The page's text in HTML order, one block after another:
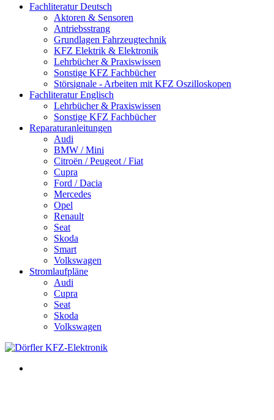
Fachliteratur Deutsch
Aktoren & Sensoren
Antriebsstrang
Grundlagen Fahrzeugtechnik
KFZ Elektrik & Elektronik
Lehrbücher & Praxiswissen
Sonstige KFZ Fachbücher
Störsignale - Arbeiten mit KFZ Oszilloskopen
Fachliteratur Englisch
Lehrbücher & Praxiswissen
Sonstige KFZ Fachbücher
Reparaturanleitungen
Audi
BMW / Mini
Citroën / Peugeot / Fiat
Cupra
Ford / Dacia
Mercedes
Opel
Renault
Seat
Skoda
Smart
Volkswagen
Stromlaufpläne
Audi
Cupra
Seat
Skoda
Volkswagen